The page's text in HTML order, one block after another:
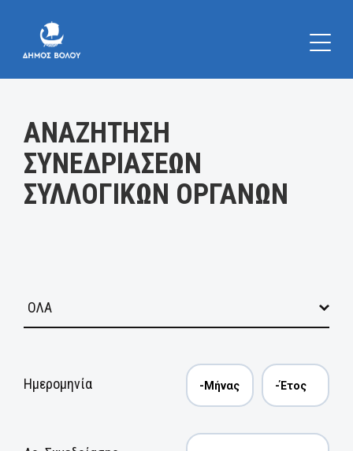
ΑΝΑΖΗΤΗΣΗ
ΣΥΝΕΔΡΙΑΣΕΩΝ
ΣΥΛΛΟΓΙΚΩΝ ΟΡΓΑΝΩΝ
Ημερομηνία